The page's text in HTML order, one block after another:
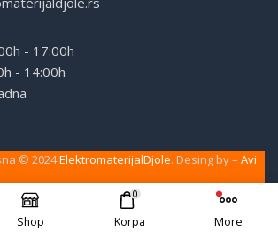
- 17:00h
- 14:00h
© 2024ElektromaterijalDjole. Desing by – Avi
Shop
0
Korpa More